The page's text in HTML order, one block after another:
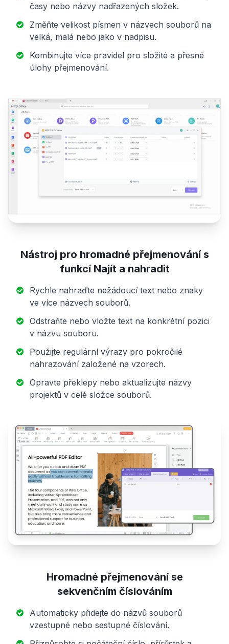
časy nebo názvy nadřazených složek.
Změňte velikost písmen v názvech souborů na
velká, malá nebo jako v nadpisu.
Kombinujte více pravidel pro složité a přesné
úlohy přejmenování.
Nástroj pro hromadné přejmenování s
funkcí Najít a nahradit
Rychle nahraďte nežádoucí text nebo znaky
ve více názvech souborů.
Odstraňte nebo vložte text na konkrétní pozici
v názvu souboru.
Použijte regulární výrazy pro pokročilé
nahrazování založené na vzorech.
Opravte překlepy nebo aktualizujte názvy
projektů v celé složce souborů.
Hromadné přejmenování se
sekvenčním číslováním
Automaticky přidejte do názvů souborů
vzestupné nebo sestupné číslování.